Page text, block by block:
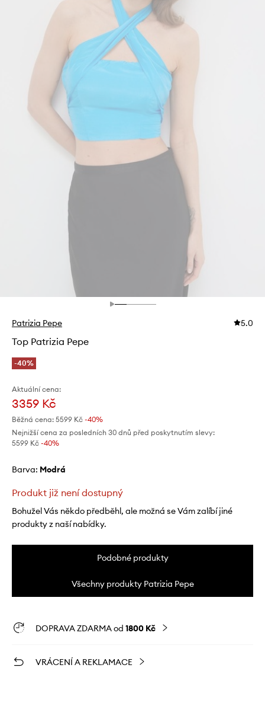
Patrizia Pepe 5.0
Top Patrizia Pepe
-40%
Aktuální cena:
3359 Kč
Běžná cena: 5599 Kč -40%
Nejnižší cena za posledních 30 dnů před poskytnutím slevy:
5599 Kč -40%
Barva: modrá
Produkt již není dostupný
Bohužel Vás někdo předběhl, ale možná se Vám zalíbí jiné
produkty z naší nabídky.
Podobné produkty
Všechny produkty Patrizia Pepe
DOPRAVA ZDARMA od 1800 Kč
VRÁCENÍ A REKLAMACE